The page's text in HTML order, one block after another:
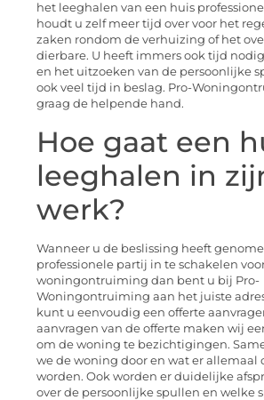
het leeghalen van een huis
houdt u zelf meer tijd over voor het
zaken rondom de verhuizing of het
dierbare. U heeft immers ook tijd
en het uitzoeken van de persoonlijke
ook veel tijd in beslag. Pro-
graag de helpende hand.
Hoe gaat een
leeghalen in
werk?
Wanneer u de beslissing heeft
professionele partij in te schakelen
woningontruiming dan bent u bij Pro-
Woningontruiming aan het juiste
kunt u eenvoudig een offerte
aanvragen van de offerte maken wij
om de woning te bezichtigingen.
we de woning door en wat er
worden. Ook worden er duidelijke
over de persoonlijke spullen en welke